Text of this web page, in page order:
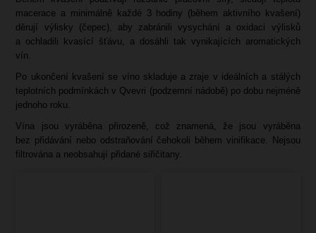
macerace a minimálně každé 3 hodiny (během aktivního kvašení)
děrují výlisky (čepec), aby zabránili vysychání a oxidaci výlisků
a ochladili kvasící šťávu, a dosáhli tak vynikajících aromatických
vín.
Po ukončení kvašení se víno skladuje a zraje v ideálních a stálých
teplotních podmínkách v Qvevri (podzemní nádobě) po dobu nejméně
jednoho roku.
Vína jsou vyráběna přirozeně, což znamená, že jsou vyráběna
bez přidávání nebo odstraňování čehokoli během vinifikace. Nejsou
filtrována a neobsahují přidané siřičitany.